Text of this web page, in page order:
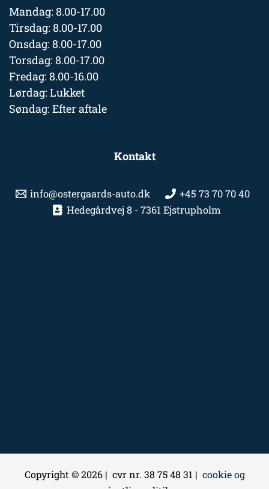
Mandag: 8.00-17.00
Tirsdag: 8.00-17.00
Onsdag: 8.00-17.00
Torsdag: 8.00-17.00
Fredag: 8.00-16.00
Lørdag: Lukket
Søndag: Efter aftale
Kontakt
info@ostergaards-auto.dk
+45 73 70 70 40
Hedegårdvej 8 - 7361 Ejstrupholm
Copyright © 2026 | cvr nr. 38 75 48 31 | cookie og